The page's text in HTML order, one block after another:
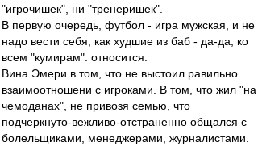
"игрочишек", ни "тренеришек".
В первую очередь, футбол - игра мужская, и не
надо вести себя, как худшие из баб - да-да, ко
всем "кумирам". относится.
Вина Эмери в том, что не выстоил равильно
взаимоотношени с игроками. В том, что жил "на
чемоданах", не привозя семью, что
подчеркнуто-вежливо-отстраненно общался с
болельщиками, менеджерами, журналистами.